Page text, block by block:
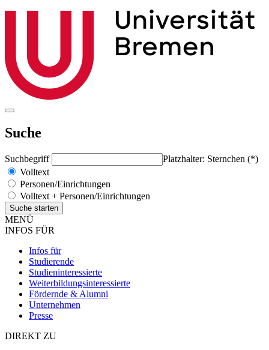
Suche
Suchbegriff
Platzhalter: Sternchen (*)
Volltext
Personen/Einrichtungen
Volltext + Personen/Einrichtungen
MENÜ
INFOS FÜR
Infos für
Studierende
Studieninteressierte
Weiterbildungsinteressierte
Fördernde & Alumni
Unternehmen
Presse
DIREKT ZU